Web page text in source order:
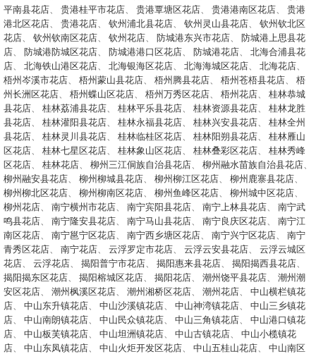
平南县花店、 贵港桂平市花店、 贵港覃塘区花店、 贵港港南区花店、 贵港
港北区花店、 贵港花店、 钦州浦北县花店、 钦州灵山县花店、 钦州钦北区
花店、 钦州钦南区花店、 钦州花店、 防城港东兴市花店、 防城港上思县花
店、 防城港防城区花店、 防城港港口区花店、 防城港花店、 北海合浦县花
店、 北海铁山港区花店、 北海银海区花店、 北海海城区花店、 北海花店、
梧州岑溪市花店、 梧州蒙山县花店、 梧州腾县花店、 梧州苍梧县花店、 梧
州长洲区花店、 梧州蝶山区花店、 梧州万秀区花店、 梧州花店、 桂林恭城
县花店、 桂林荔浦县花店、 桂林平乐县花店、 桂林资源县花店、 桂林龙胜
县花店、 桂林灌阳县花店、 桂林永福县花店、 桂林兴安县花店、 桂林全州
县花店、 桂林灵川县花店、 桂林临桂区花店、 桂林阳朔县花店、 桂林雁山
区花店、 桂林七星区花店、 桂林象山区花店、 桂林叠彩区花店、 桂林秀峰
区花店、 桂林花店、 柳州三江侗族自治县花店、 柳州融水苗族自治县花店、
柳州融安县花店、 柳州柳城县花店、 柳州柳江区花店、 柳州鹿寨县花店、
柳州柳北区花店、 柳州柳南区花店、 柳州鱼峰区花店、 柳州城中区花店、
柳州花店、 南宁横州市花店、 南宁宾阳县花店、 南宁上林县花店、 南宁武
鸣县花店、 南宁隆安县花店、 南宁马山县花店、 南宁良庆区花店、 南宁江
南区花店、 南宁邕宁区花店、 南宁西乡塘区花店、 南宁兴宁区花店、 南宁
青秀区花店、 南宁花店、 云浮罗定市花店、 云浮云安县花店、 云浮云城区
花店、 云浮花店、 揭阳普宁市花店、 揭阳惠来县花店、 揭阳揭西县花店、
揭阳揭东区花店、 揭阳榕城区花店、 揭阳花店、 潮州饶平县花店、 潮州潮
安区花店、 潮州枫溪区花店、 潮州湘桥区花店、 潮州花店、 中山横栏镇花
店、 中山东升镇花店、 中山沙溪镇花店、 中山神湾镇花店、 中山三乡镇花
店、 中山南朗镇花店、 中山民众镇花店、 中山三角镇花店、 中山港口镇花
店、 中山板芙镇花店、 中山坦洲镇花店、 中山古镇花店、 中山小榄镇花
店、 中山东凤镇花店、 中山火炬开发区花店、 中山五桂山花店、 中山南区